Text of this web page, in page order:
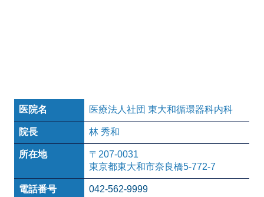
医院名 医療法人社団 東大和循環器科内科
院長 林 秀和
所在地
〒207-0031
東京都東大和市奈良橋5-772-7
電話番号 042-562-9999